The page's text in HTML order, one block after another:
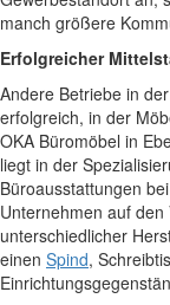
manch größere
Erfolgreicher
Andere Betriebe in
erfolgreich, in der
OKA Büromöbel in
liegt in der
Büroausstattungen
Unternehmen auf
unterschiedlicher
einen Spind,